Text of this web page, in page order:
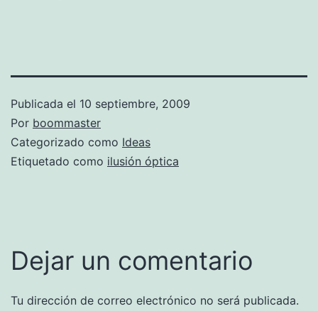
Publicada el 10 septiembre, 2009
Por boommaster
Categorizado como Ideas
Etiquetado como ilusión óptica
Dejar un comentario
Tu dirección de correo electrónico no será publicada.